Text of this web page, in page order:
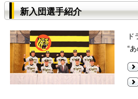
新入団選手紹介
ド
“